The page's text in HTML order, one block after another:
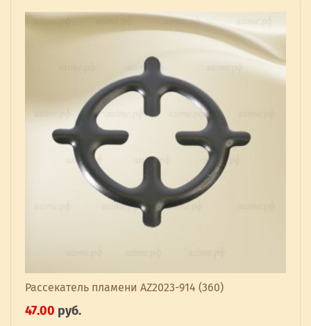
Рассекатель пламени AZ2023-914 (360)
47.00 руб.